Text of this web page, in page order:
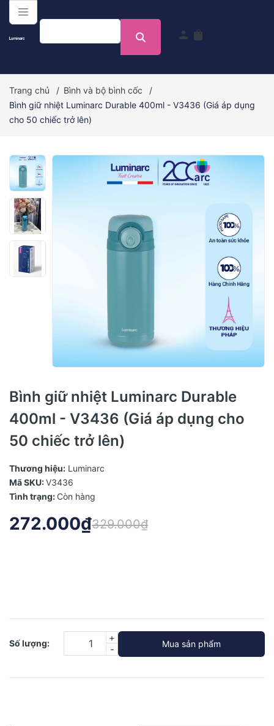
menu
person shopping_bag
Trang chủ / Bình và bộ bình cốc
/
Bình giữ nhiệt Luminarc Durable 400ml - V3436 (Giá áp dụng
cho 50 chiếc trở lên)
Bình giữ nhiệt Luminarc Durable
400ml - V3436 (Giá áp dụng cho
50 chiếc trở lên)
Thương hiệu: Luminarc
Mã SKU:V3436
Tình trạng: Còn hàng
272.000₫329.000₫
Số lượng:
-
+
Mua sản phẩm